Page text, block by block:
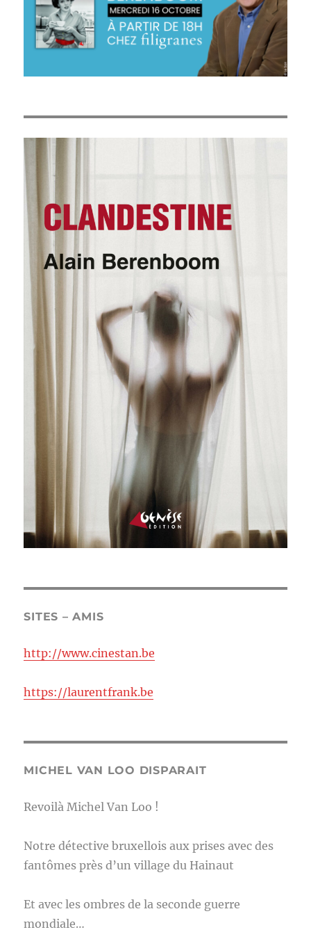
SITES – AMIS
http://www.cinestan.be
https://laurentfrank.be
MICHEL VAN LOO DISPARAIT
Revoilà Michel Van Loo !
Notre détective bruxellois aux prises avec des
fantômes près d’un village du Hainaut
Et avec les ombres de la seconde guerre
mondiale…